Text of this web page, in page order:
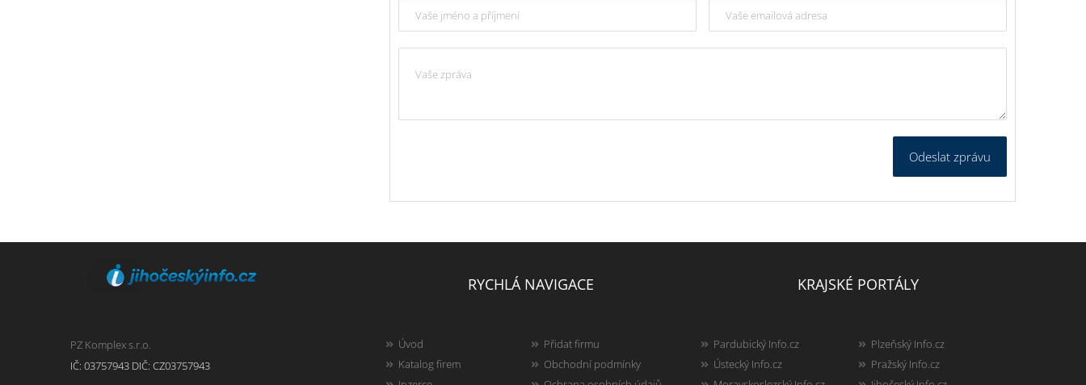
Odeslat zprávu
PZ Komplex s.r.o.
IČ: 03757943 DIČ: CZ03757943
RYCHLÁ NAVIGACE
Úvod
Katalog firem
Přidat firmu
Obchodní podmínky
KRAJSKÉ PORTÁLY
Pardubický Info.cz
Ústecký Info.cz
Plzeňský Info.cz
Pražský Info.cz